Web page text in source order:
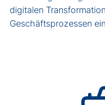
digitalen
Geschäftsprozessen